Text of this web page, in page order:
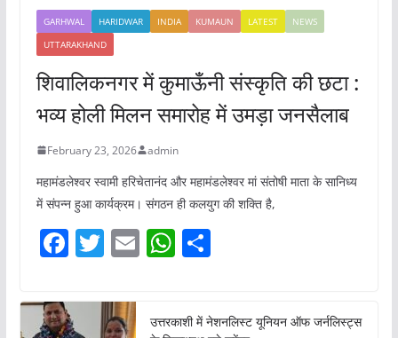
GARHWAL HARIDWAR INDIA KUMAUN LATEST
NEWS
UTTARAKHAND
शिवालिकनगर में कुमाऊँनी संस्कृति की छटा :
भव्य होली मिलन समारोह में उमड़ा जनसैलाब
February 23, 2026 admin
महामंडलेश्वर स्वामी हरिचेतानंद और महामंडलेश्वर मां संतोषी माता के सानिध्य
में संपन्न हुआ कार्यक्रम। संगठन ही कलयुग की शक्ति है,
F
c
e
T
itt
er
E W
s
S
e
उत्तरकाशी में नेशनलिस्ट यूनियन ऑफ जर्नलिस्ट्स